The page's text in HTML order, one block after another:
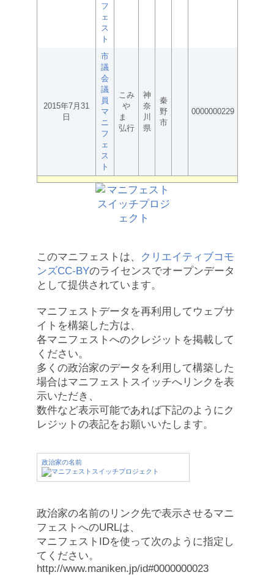
フ
ェ
ス
ト
2015年7月31
日
市
議
会
議
員
マ
ニ
フ
ェ
ス
ト
こみ
や
ま
弘行
神
奈
川
県
秦
野
市
0000000229
このマニフェストは、
クリエイティブコモ
ンズCC-BYのライセンスでオープンデータ
として提供されています。
マニフェストデータを再利用してウェブサ
イトを構築した方は、
各マニフェストへのクレジットを掲載して
ください。
多くの政治家のデータを利用して構築した
場合はマニフェストスイッチへリンクを表
示いただき、
数件など表示可能であれば下記のようにク
レジットの表記をお願いいたします。
政治家の名前
政治家の名前のリンク先で表示させるマニ
フェストへのURLは、
マニフェストIDを使って次のように指定し
てください。
http://www.maniken.jp/id#0000000023